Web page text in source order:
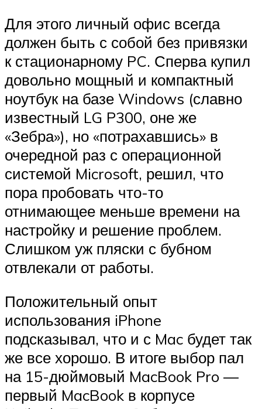
Для этого личный офис всегда
должен быть с собой без привязки
к стационарному PC. Сперва купил
довольно мощный и компактный
ноутбук на базе Windows (славно
известный LG P300, оне же
«Зебра»), но «потрахавшись» в
очередной раз с операционной
системой Microsoft, решил, что
пора пробовать что-то
отнимающее меньше времени на
настройку и решение проблем.
Слишком уж пляски с бубном
отвлекали от работы.
Положительный опыт
использования iPhone
подсказывал, что и с Mac будет так
же все хорошо. В итоге выбор пал
на 15-дюймовый MacBook Pro —
первый MacBook в корпусе